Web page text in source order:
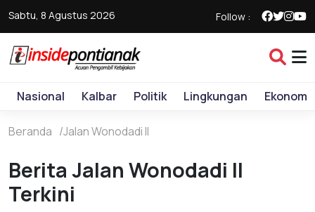
Sabtu, 8 Agustus 2026 Follow :
Nasional Kalbar Politik Lingkungan Ekonomi
Beranda Jalan Wonodadi II
Berita Jalan Wonodadi II
Terkini